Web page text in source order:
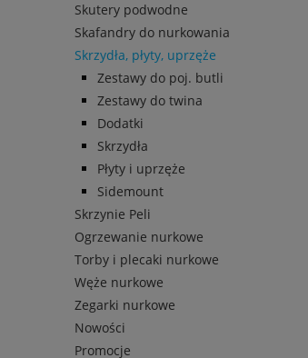
Skutery podwodne
Skafandry do nurkowania
Skrzydła, płyty, uprzęże
Zestawy do poj. butli
Zestawy do twina
Dodatki
Skrzydła
Płyty i uprzęże
Sidemount
Skrzynie Peli
Ogrzewanie nurkowe
Torby i plecaki nurkowe
Węże nurkowe
Zegarki nurkowe
Nowości
Promocje